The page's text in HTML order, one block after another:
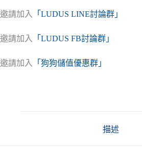
NT$10,000
邀請加入 「LUDUS LINE討論群」
邀請加入 「LUDUS FB討論群」
邀請加入 「狗狗儲值優惠群」
描述